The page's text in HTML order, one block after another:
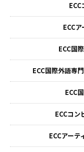
ECC
ECC国
ECC国際外語専
ECC
ECCコン
ECCアーテ